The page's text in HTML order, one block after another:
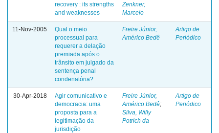
recovery : its strengths
and weaknesses
Zenkner,
Marcelo
11-Nov-2005
Qual o meio
processual para
requerer a delação
premiada após o
trânsito em julgado da
sentença penal
condenatória?
Freire Júnior,
Américo Bedê
Artigo de
Periódico
30-Apr-2018
Agir comunicativo e
democracia: uma
proposta para a
legitimação da
jurisdição
Freire Júnior,
Américo Bedê;
Silva, Willy
Potrich da
Artigo de
Periódico